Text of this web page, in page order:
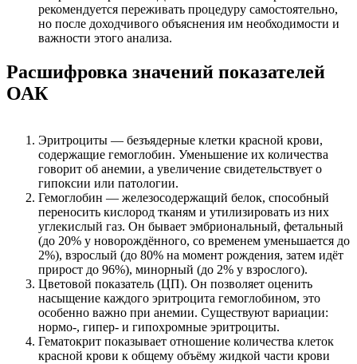
рекомендуется переживать процедуру самостоятельно,
но после доходчивого объяснения им необходимости и
важности этого анализа.
Расшифровка значений показателей
ОАК
Эритроциты — безъядерные клетки красной крови,
содержащие гемоглобин. Уменьшение их количества
говорит об анемии, а увеличение свидетельствует о
гипоксии или патологии.
Гемоглобин — железосодержащий белок, способный
переносить кислород тканям и утилизировать из них
углекислый газ. Он бывает эмбриональный, фетальный
(до 20% у новорождённого, со временем уменьшается до
2%), взрослый (до 80% на момент рождения, затем идёт
прирост до 96%), минорный (до 2% у взрослого).
Цветовой показатель (ЦП). Он позволяет оценить
насыщение каждого эритроцита гемоглобином, это
особенно важно при анемии. Существуют вариации:
нормо-, гипер- и гипохромные эритроциты.
Гематокрит показывает отношение количества клеток
красной крови к общему объёму жидкой части крови